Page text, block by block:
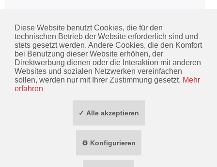
KONTAKT
INFORMATIONEN
ZAHLUNG / VERSAND
Diese Website benutzt Cookies, die für den
technischen Betrieb der Website erforderlich sind und
stets gesetzt werden. Andere Cookies, die den Komfort
bei Benutzung dieser Website erhöhen, der
Direktwerbung dienen oder die Interaktion mit anderen
Websites und sozialen Netzwerken vereinfachen
sollen, werden nur mit Ihrer Zustimmung gesetzt. Mehr
erfahren
✓ Alle akzeptieren
⚙ Konfigurieren